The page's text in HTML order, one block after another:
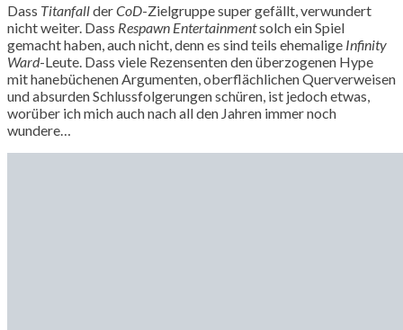
Dass TitanfallderCoD-Zielgruppe super gefällt, verwundert
nicht weiter. Dass Respawn Entertainmentsolch ein Spiel
gemacht haben, auch nicht, denn es sind teils ehemalige Infinity
Ward-Leute. Dass viele Rezensenten den überzogenen Hype
mit hanebüchenen Argumenten, oberflächlichen Querverweisen
und absurden Schlussfolgerungen schüren, ist jedoch etwas,
worüber ich mich auch nach all den Jahren immer noch
wundere…